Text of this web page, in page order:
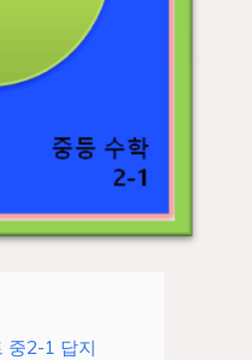
중2-1 답지